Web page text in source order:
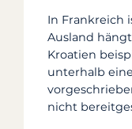
In Frankreich
Ausland
Kroatien
unterhalb
nicht